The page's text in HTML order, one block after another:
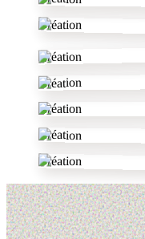
Création
Création
Création
Création
Création
Création